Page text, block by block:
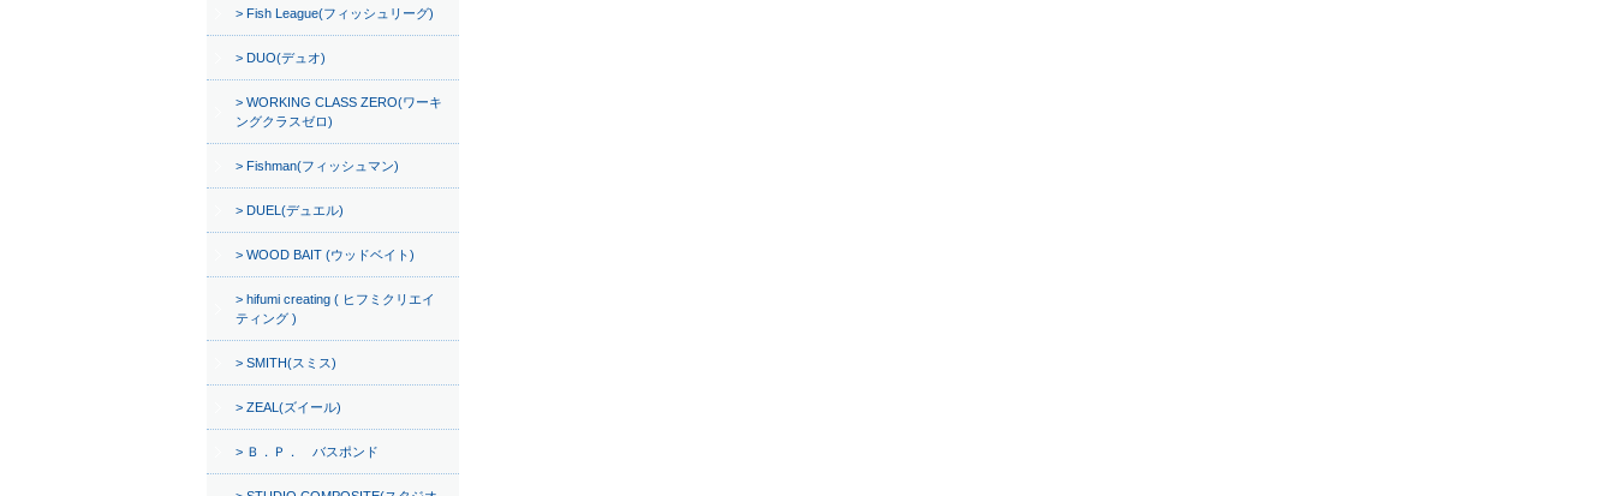
Fish League(フィッシュリーグ)
DUO(デュオ)
WORKING CLASS ZERO(ワーキ
ングクラスゼロ)
Fishman(フィッシュマン)
DUEL(デュエル)
WOOD BAIT (ウッドベイト)
hifumi creating ( ヒフミクリエイ
ティング )
SMITH(スミス)
ZEAL(ズイール)
Ｂ．Ｐ． バスポンド